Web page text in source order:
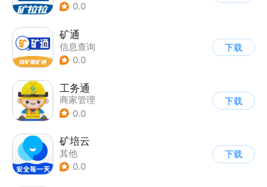
0.0
矿通
信息查询
0.0
下载
工务通
商家管理
0.0
下载
矿培云
其他
0.0
下载